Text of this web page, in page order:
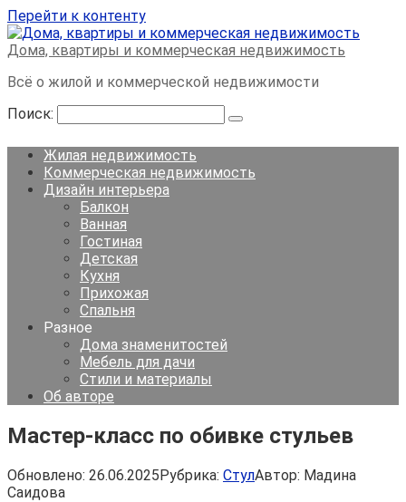
Перейти к контенту
Дома, квартиры и коммерческая недвижимость
Всё о жилой и коммерческой недвижимости
Поиск:
Жилая недвижимость
Коммерческая недвижимость
Дизайн интерьера
Балкон
Ванная
Гостиная
Детская
Кухня
Прихожая
Спальня
Разное
Дома знаменитостей
Мебель для дачи
Стили и материалы
Об авторе
Мастер-класс по обивке стульев
Обновлено: 26.06.2025Рубрика: СтулАвтор: Мадина
Саидова